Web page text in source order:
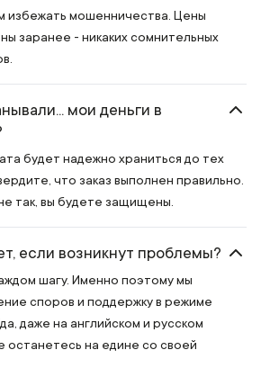
избежать мошенничества. Цены
заранее - никаких сомнительных
мои деньги в
будет надежно храниться до тех
что заказ выполнен правильно.
так, вы будете защищены.
если возникнут проблемы?
шагу. Именно поэтому мы
споров и поддержку в режиме
даже на английском и русском
останетесь на едине со своей